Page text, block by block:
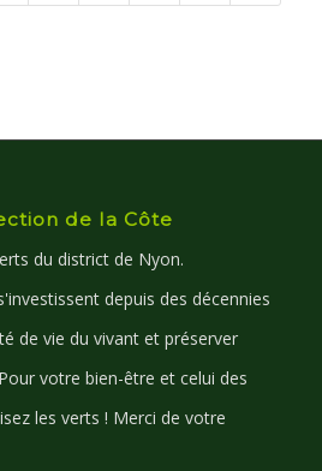
de la Côte
du district de Nyon.
depuis des décennies
de vie du vivant et préserver
votre bien-être et celui des
les verts ! Merci de votre